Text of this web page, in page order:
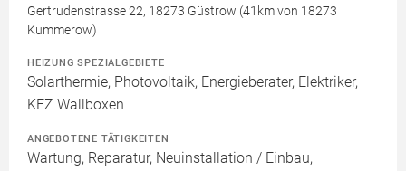
Gertrudenstrasse 22, 18273 Güstrow (41km von 18273
Kummerow)
HEIZUNG SPEZIALGEBIETE
Solarthermie, Photovoltaik, Energieberater, Elektriker,
KFZ Wallboxen
ANGEBOTENE TÄTIGKEITEN
Wartung, Reparatur, Neuinstallation / Einbau,